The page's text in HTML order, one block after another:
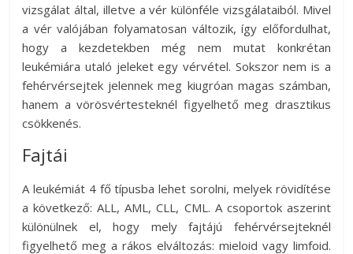
vizsgálat által, illetve a vér különféle vizsgálataiból. Mivel
a vér valójában folyamatosan változik, így előfordulhat,
hogy a kezdetekben még nem mutat konkrétan
leukémiára utaló jeleket egy vérvétel. Sokszor nem is a
fehérvérsejtek jelennek meg kiugróan magas számban,
hanem a vörösvértesteknél figyelhető meg drasztikus
csökkenés.
Fajtái
A leukémiát 4 fő típusba lehet sorolni, melyek rövidítése
a következő: ALL, AML, CLL, CML. A csoportok aszerint
különülnek el, hogy mely fajtájú fehérvérsejteknél
figyelhető meg a rákos elváltozás: mieloid vagy limfoid.